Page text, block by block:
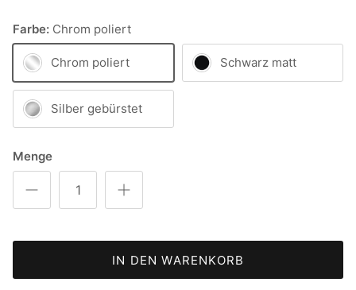
Farbe: Chrom poliert
Chrom poliert Schwarz matt
Silber gebürstet
Menge
IN DEN WARENKORB